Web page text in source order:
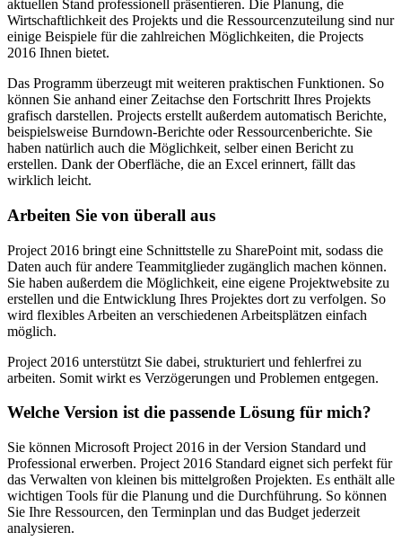
aktuellen Stand professionell präsentieren. Die Planung, die
Wirtschaftlichkeit des Projekts und die Ressourcenzuteilung sind nur
einige Beispiele für die zahlreichen Möglichkeiten, die Projects
2016 Ihnen bietet.
Das Programm überzeugt mit weiteren praktischen Funktionen. So
können Sie anhand einer Zeitachse den Fortschritt Ihres Projekts
grafisch darstellen. Projects erstellt außerdem automatisch Berichte,
beispielsweise Burndown-Berichte oder Ressourcenberichte. Sie
haben natürlich auch die Möglichkeit, selber einen Bericht zu
erstellen. Dank der Oberfläche, die an Excel erinnert, fällt das
wirklich leicht.
Arbeiten Sie von überall aus
Project 2016 bringt eine Schnittstelle zu SharePoint mit, sodass die
Daten auch für andere Teammitglieder zugänglich machen können.
Sie haben außerdem die Möglichkeit, eine eigene Projektwebsite zu
erstellen und die Entwicklung Ihres Projektes dort zu verfolgen. So
wird flexibles Arbeiten an verschiedenen Arbeitsplätzen einfach
möglich.
Project 2016 unterstützt Sie dabei, strukturiert und fehlerfrei zu
arbeiten. Somit wirkt es Verzögerungen und Problemen entgegen.
Welche Version ist die passende Lösung für mich?
Sie können Microsoft Project 2016 in der Version Standard und
Professional erwerben. Project 2016 Standard eignet sich perfekt für
das Verwalten von kleinen bis mittelgroßen Projekten. Es enthält alle
wichtigen Tools für die Planung und die Durchführung. So können
Sie Ihre Ressourcen, den Terminplan und das Budget jederzeit
analysieren.